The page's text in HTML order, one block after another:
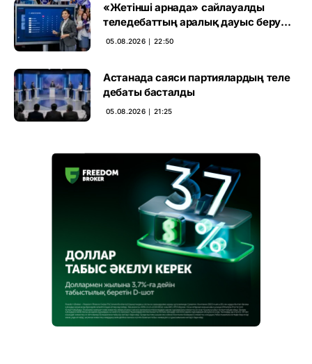
«Жетінші арнада» сайлауалды
теледебаттың аралық дауыс беру
нәтижесі жарияланды
05.08.2026 ∣ 22:50
Астанада саяси партиялардың теле
дебаты басталды
05.08.2026 ∣ 21:25